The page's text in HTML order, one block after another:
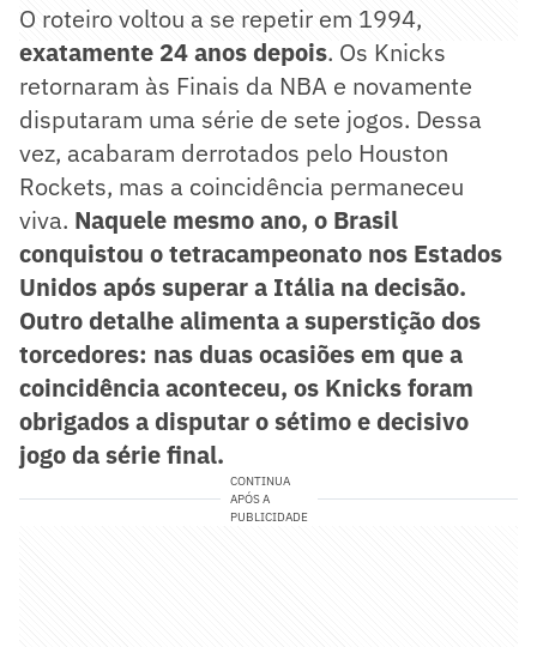
O roteiro voltou a se repetir em 1994,
exatamente 24 anos depois. Os Knicks
retornaram às Finais da NBA e novamente
disputaram uma série de sete jogos. Dessa
vez, acabaram derrotados pelo Houston
Rockets, mas a coincidência permaneceu
viva. Naquele mesmo ano, o Brasil
conquistou o tetracampeonato nos Estados
Unidos após superar a Itália na decisão.
Outro detalhe alimenta a superstição dos
torcedores: nas duas ocasiões em que a
coincidência aconteceu, os Knicks foram
obrigados a disputar o sétimo e decisivo
jogo da série final.
CONTINUA
APÓS A
PUBLICIDADE